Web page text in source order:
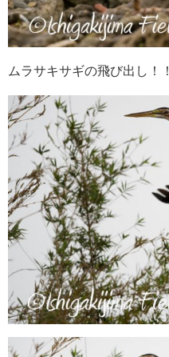
ムラサキサギの飛び出し！！